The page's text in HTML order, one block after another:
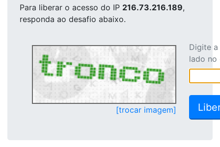
Para liberar o acesso do IP 216.73.216.189,
responda ao desafio abaixo.
[trocar imagem]
Digite
lado no